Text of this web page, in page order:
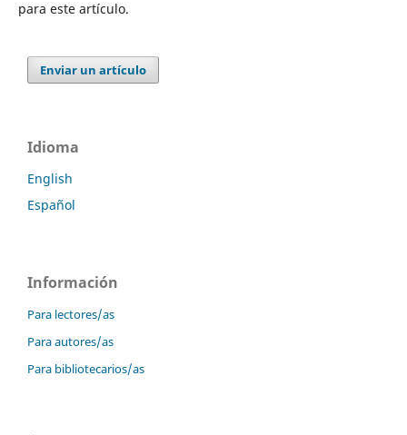
para este artículo.
Enviar un artículo
Idioma
English
Español
Información
Para lectores/as
Para autores/as
Para bibliotecarios/as